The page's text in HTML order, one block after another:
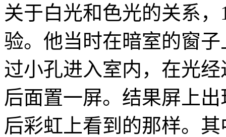
关于白光和色光的关系
验。他当时在暗室的窗
过小孔进入室内，在光
后面置一屏。结果屏上
后彩虹上看到的那样。